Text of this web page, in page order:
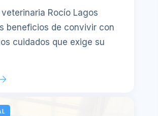
Rocío Lagos
beneficios de convivir con
cuidados que exige su